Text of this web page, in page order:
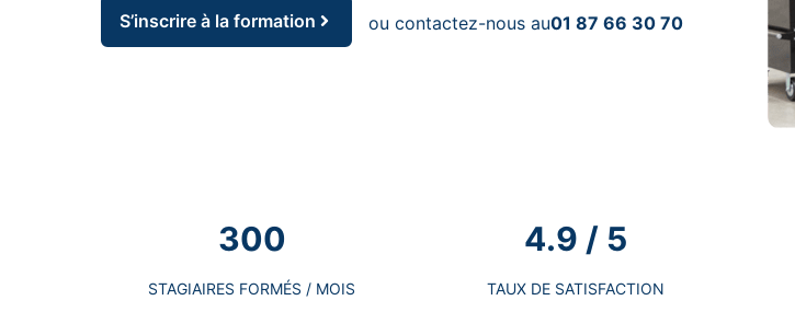
S’inscrire à la formation ou contactez-nous au01 87 66 30 70
300
STAGIAIRES FORMÉS / MOIS
4.9 / 5
TAUX DE SATISFACTION